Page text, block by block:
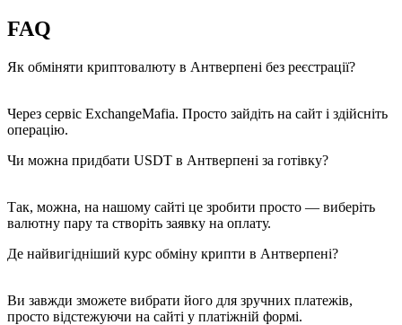
FAQ
Як обміняти криптовалюту в Антверпені без реєстрації?
Через сервіс ExchangeMafia. Просто зайдіть на сайт і здійсніть
операцію.
Чи можна придбати USDT в Антверпені за готівку?
Так, можна, на нашому сайті це зробити просто — виберіть
валютну пару та створіть заявку на оплату.
Де найвигідніший курс обміну крипти в Антверпені?
Ви завжди зможете вибрати його для зручних платежів,
просто відстежуючи на сайті у платіжній формі.